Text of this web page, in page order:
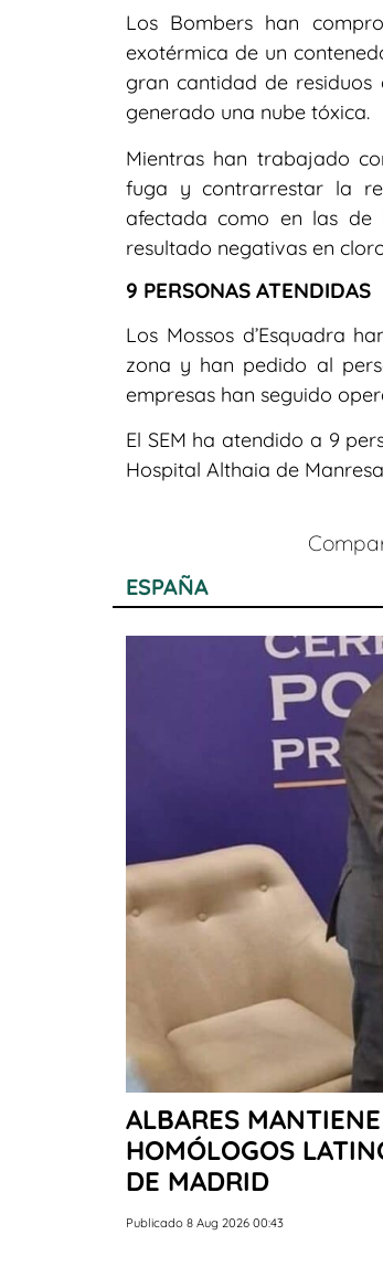
Los Bombers han
exotérmica de un
gran cantidad de
generado una nube tóxica.
Mientras han trabajado
fuga y contrarrestar la
afectada como en las de
resultado negativas en
9 PERSONAS ATENDIDAS
Los Mossos d’Esquadra
zona y han pedido al
empresas han seguido
El SEM ha atendido a 9
Hospital Althaia de
ESPAÑA
ALBARES
HOMÓLOGOS
DE MADRID
Publicado 8 Aug 2026 00:43